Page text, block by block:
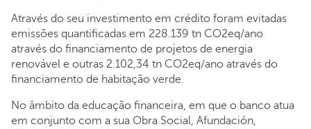
Através do seu investimento em crédito foram evitadas
emissões quantificadas em 228.139 tn CO2eq/ano
através do financiamento de projetos de energia
renovável e outras 2.102,34 tn CO2eq/ano através do
financiamento de habitação verde.
No âmbito da educação financeira, em que o banco atua
em conjunto com a sua Obra Social, Afundación,